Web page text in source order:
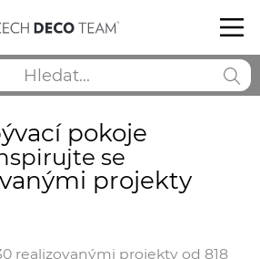
pokoje
se
projekty
realizovanými projekty od 818